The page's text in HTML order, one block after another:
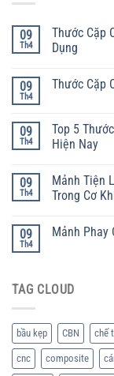
09
Th4
Thước Cặp
Dụng
09
Th4
Thước Cặp
09
Th4
Top 5
Hiện Nay
09
Th4
Mảnh Tiện
Trong Cơ
09
Th4
Mảnh Phay
TAG CLOUD
bầu kẹp CBN chế
cnc composite